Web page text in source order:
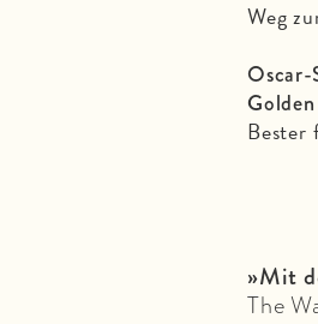
Weg
Bester
»Mit
The